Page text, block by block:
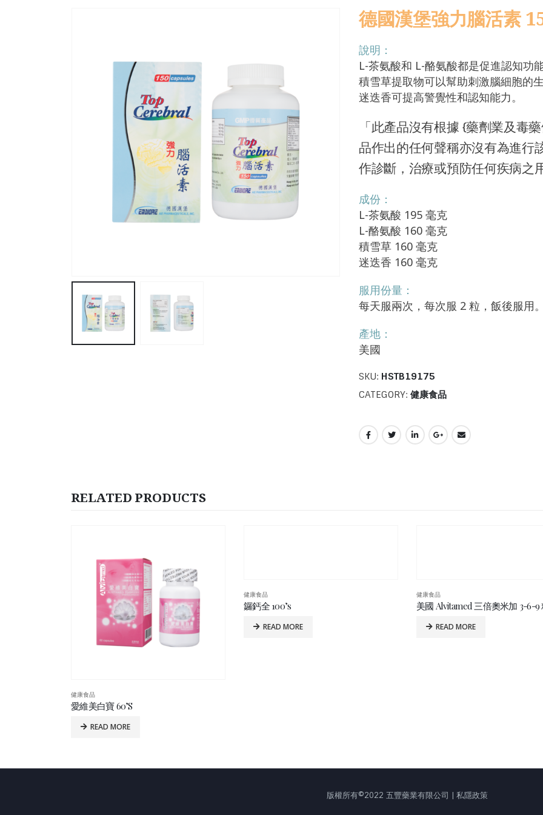
德國漢堡強力腦活素
說明：
L-茶氨酸和 L-酪氨酸都是促進認知功
積雪草提取物可以幫助刺激腦細胞的
迷迭香可提高警覺性和認知能力。
「此產品沒有根據 {藥劑業及毒
品作出的任何聲稱亦沒有為進行
作診斷，治療或預防任何疾病之
成份：
L-茶氨酸 195 毫克
L-酪氨酸 160 毫克
積雪草 160 毫克
迷迭香 160 毫克
服用份量：
每天服兩次，每次服 2 粒，飯後服用
產地：
美國
SKU: HSTB19175
CATEGORY: 健康食品
RELATED PRODUCTS
健康食品
愛維美白寶 60’S
READ MORE
健康食品
鑼鈣全 100’s
READ MORE
健康食品
READ MORE
版權所有©2022 五豐藥業有限公司 | 私隱政策